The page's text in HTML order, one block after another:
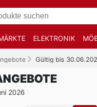
ELEKTRONIK
Gültig bis
2026